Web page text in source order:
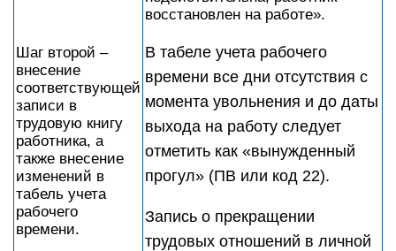
Шаг второй –
внесение
соответствующей
записи в
трудовую книгу
работника, а
также внесение
изменений в
табель учета
рабочего
времени.
восстановлен на работе».
В табеле учета рабочего
времени все дни отсутствия с
момента увольнения и до даты
выхода на работу следует
отметить как «вынужденный
прогул» (ПВ или код 22).
Запись о прекращении
трудовых отношений в личной